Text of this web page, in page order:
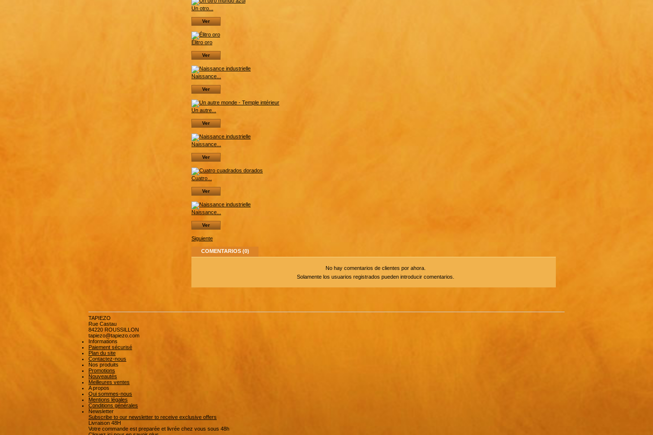
Un otro...
Ver
Élitro oro
Ver
Naissance...
Ver
Un autre...
Ver
Naissance...
Ver
Cuatro...
Ver
Naissance...
Ver
Siguiente
COMENTARIOS (0)
No hay comentarios de clientes por ahora.
Solamente los usuarios registrados pueden introducir comentarios.
TAPIEZO
Rue Castau
84220 ROUSSILLON
tapiezo@tapiezo.com
Informations
Paiement sécurisé
Plan du site
Contactez-nous
Nos produits
Promotions
Nouveautés
Meilleures ventes
A propos
Qui sommes-nous
Mentions légales
Conditions générales
Newsletter
Subscribe to our newsletter to receive exclusive offers
Livraison 48H
Votre commande est preparée et livrée chez vous sous 48h